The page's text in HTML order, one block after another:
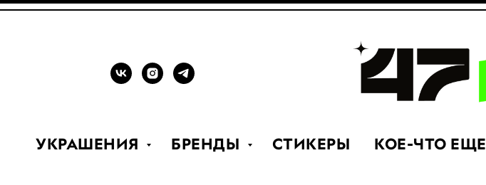
УКРАШЕНИЯ БРЕНДЫ СТИКЕРЫ КОЕ-ЧТО ЕЩЕ